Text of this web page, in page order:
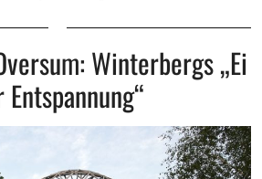
Winterbergs „Ei
Entspannung“